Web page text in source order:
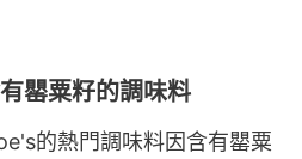
罌粟籽的調味料
的熱門調味料因含有罌粟